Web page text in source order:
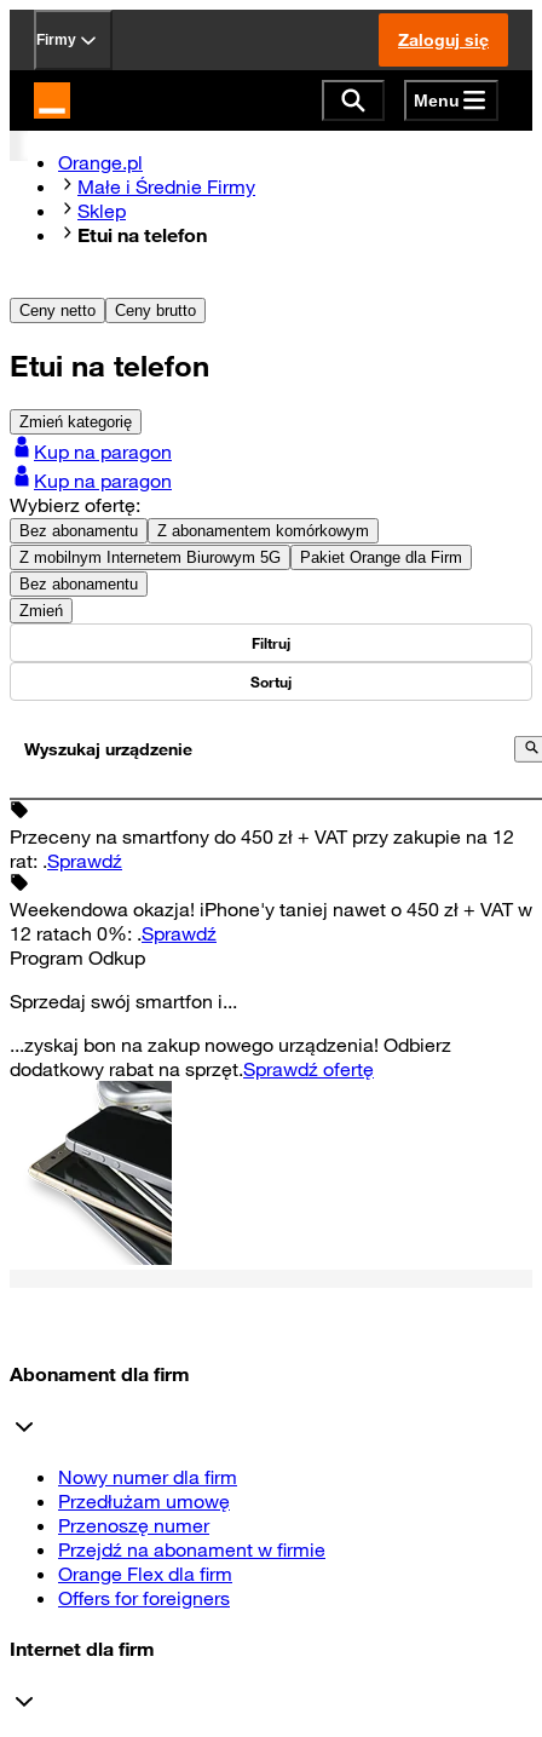
Firmy Zaloguj się
Strona główna Orange.pl Menu
Orange.pl
Małe i Średnie Firmy
Sklep
Etui na telefon
Ceny netto Ceny brutto
Etui na telefon
Zmień kategorię
Kup na paragon
Kup na paragon
Wybierz ofertę:
Bez abonamentu
Z abonamentem komórkowym
Z mobilnym Internetem Biurowym 5G
Pakiet Orange dla Firm
Bez abonamentu
Zmień
Filtruj
Sortuj
Wyszukaj urządzenie
Przeceny na smartfony do 450 zł + VAT przy zakupie na 12
rat: .Sprawdź
Weekendowa okazja! iPhone'y taniej nawet o 450 zł + VAT w
12 ratach 0%: .Sprawdź
Program Odkup
Sprzedaj swój smartfon i...
...zyskaj bon na zakup nowego urządzenia! Odbierz
dodatkowy rabat na sprzęt.Sprawdź ofertę
Abonament dla firm
Nowy numer dla firm
Przedłużam umowę
Przenoszę numer
Przejdź na abonament w firmie
Orange Flex dla firm
Offers for foreigners
Internet dla firm